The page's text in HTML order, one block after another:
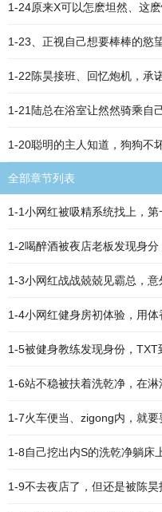
1-24原来X可以怎麽坦然、这
1-23、正视自己想要棒棒的慾
1-22陈昊接班、回忆炮机，承
1-21陆总在浴室让然然骑乘自
1-20聪明的主人知道，狗狗不
全部章节列表
1-1小网红被吸精系统找上，
1-2喝醉酒被夜店老板发现身
1-3小网红战战兢兢见霸总，
1-4小网红健身房初体验，用
1-5被健身教练发现身份，TXT
1-6站不稳被扶着洗乾净，在
1-7火车便当、zigong内，就
1-8自己挖出内S的洗乾净躺床
1-9不去夜店了，但还是被陈